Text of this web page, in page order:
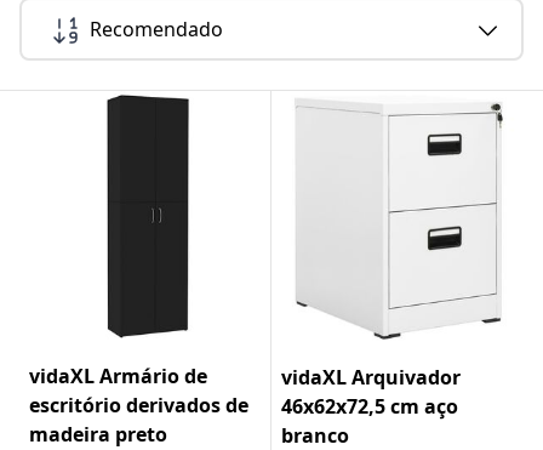
Recomendado
vidaXL Armário de
escritório derivados de
madeira preto
vidaXL Arquivador
46x62x72,5 cm aço
branco